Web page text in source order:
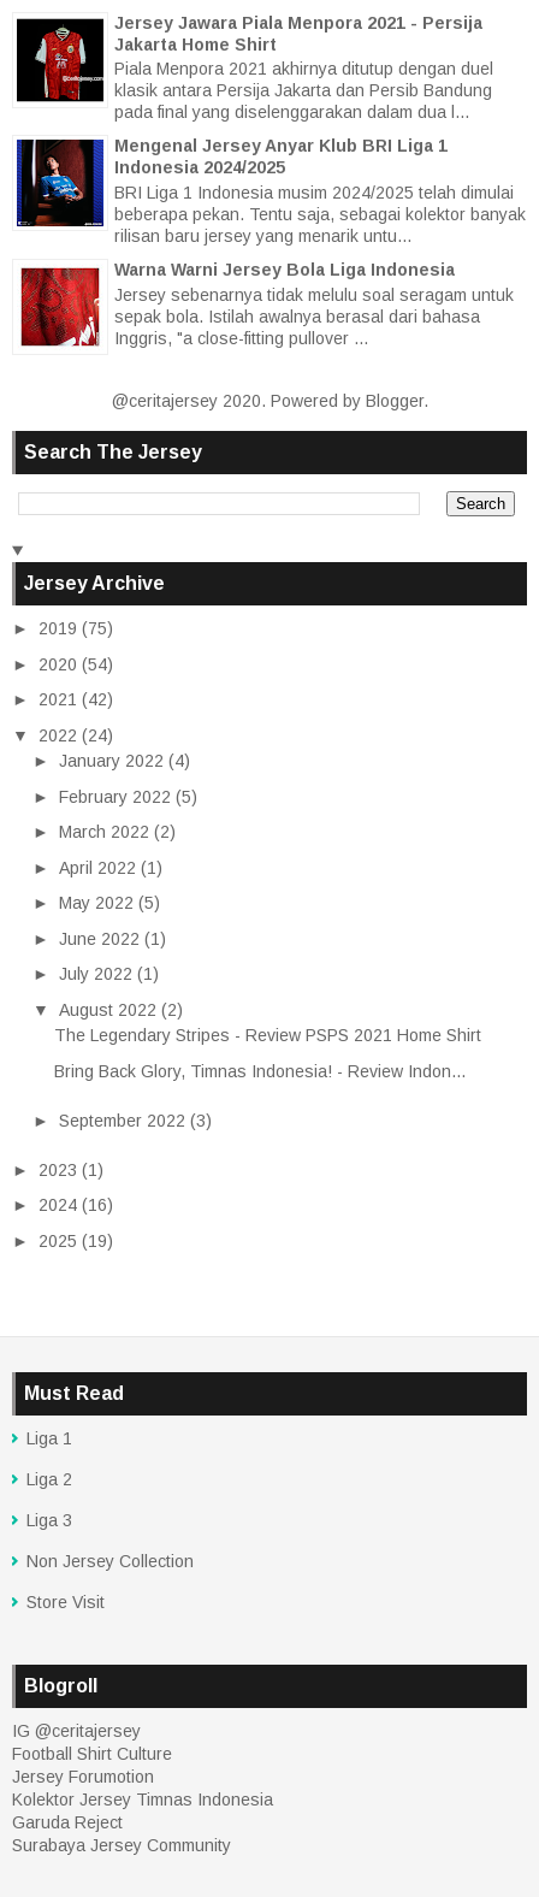
Jersey Jawara Piala Menpora 2021 - Persija
Jakarta Home Shirt
Piala Menpora 2021 akhirnya ditutup dengan duel
klasik antara Persija Jakarta dan Persib Bandung
pada final yang diselenggarakan dalam dua l...
Mengenal Jersey Anyar Klub BRI Liga 1
Indonesia 2024/2025
BRI Liga 1 Indonesia musim 2024/2025 telah dimulai
beberapa pekan. Tentu saja, sebagai kolektor banyak
rilisan baru jersey yang menarik untu...
Warna Warni Jersey Bola Liga Indonesia
Jersey sebenarnya tidak melulu soal seragam untuk
sepak bola. Istilah awalnya berasal dari bahasa
Inggris, "a close-fitting pullover ...
@ceritajersey 2020. Powered by Blogger.
Search The Jersey
Jersey Archive
► 2019 (75)
► 2020 (54)
► 2021 (42)
▼ 2022 (24)
► January 2022 (4)
► February 2022 (5)
► March 2022 (2)
► April 2022 (1)
► May 2022 (5)
► June 2022 (1)
► July 2022 (1)
▼ August 2022 (2)
The Legendary Stripes - Review PSPS 2021 Home Shirt
Bring Back Glory, Timnas Indonesia! - Review Indon...
► September 2022 (3)
► 2023 (1)
► 2024 (16)
► 2025 (19)
Must Read
Liga 1
Liga 2
Liga 3
Non Jersey Collection
Store Visit
Blogroll
IG @ceritajersey
Football Shirt Culture
Jersey Forumotion
Kolektor Jersey Timnas Indonesia
Garuda Reject
Surabaya Jersey Community